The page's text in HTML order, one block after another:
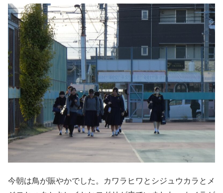
今朝は鳥が賑やかでした。カワラヒワとシジュウカラとメ